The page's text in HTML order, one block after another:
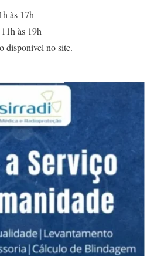
às 17h
às 19h
disponível no site.